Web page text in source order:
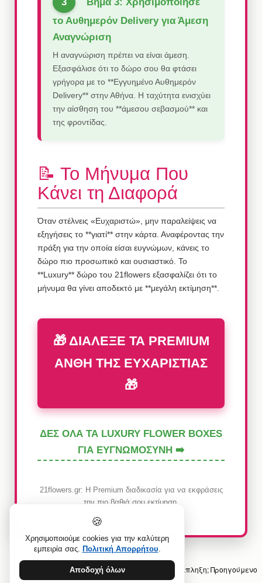
το Αυθημερόν Delivery για Άμεση
Αναγνώριση
Η αναγνώριση πρέπει να είναι άμεση.
Εξασφάλισε ότι το δώρο σου θα φτάσει
γρήγορα με το **Εγγυημένο Αυθημερόν
Delivery** στην Αθήνα. Η ταχύτητα ενισχύει
την αίσθηση του **άμεσου σεβασμού** και
της φροντίδας.
📝 Το Μήνυμα Που
Κάνει τη Διαφορά
Όταν στέλνεις «Ευχαριστώ», μην παραλείψεις να
εξηγήσεις το **γιατί** στην κάρτα. Αναφέροντας την
πράξη για την οποία είσαι ευγνώμων, κάνεις το
δώρο πιο προσωπικό και ουσιαστικό. Το
**Luxury** δώρο του 21flowers εξασφαλίζει ότι το
μήνυμα θα γίνει αποδεκτό με **μεγάλη εκτίμηση**.
🎁 ΔΙΑΛΕΞΕ ΤΑ PREMIUM
ΑΝΘΗ ΤΗΣ ΕΥΧΑΡΙΣΤΙΑΣ
🎁
ΔΕΣ ΟΛΑ ΤΑ LUXURY FLOWER BOXES
ΓΙΑ ΕΥΓΝΩΜΟΣΥΝΗ ➡️
21flowers.gr: Η Premium διαδικασία για να εκφράσεις
την πιο βαθιά σου εκτίμηση.
Προηγούμενο άρθρο: Πώς στέλνω Ρομαντική Έκπληξη;Προηγούμενο
🍪
Χρησιμοποιούμε cookies για την καλύτερη
εμπειρία σας. Πολιτική Απορρήτου.
Αποδοχή όλων